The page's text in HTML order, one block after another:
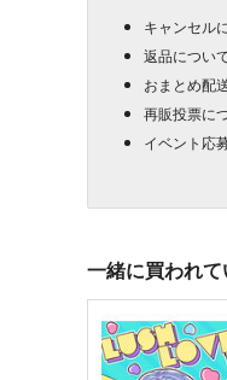
キャンセル
返品につい
おまとめ配
再販投票に
イベント応
一緒に買われ